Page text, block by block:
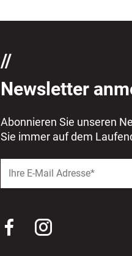
Newsletter
Abonnieren Sie unseren
Sie immer auf dem